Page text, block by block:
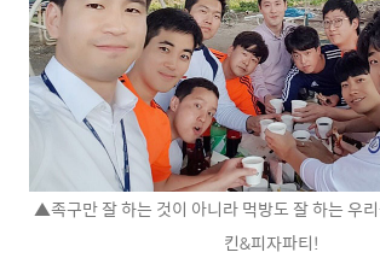
▲족구만 잘 하는 것이 아니라 먹방도 잘 하는 우
킨&피자파티!